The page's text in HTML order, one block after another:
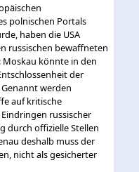
polnischen Portals
haben die USA
russischen bewaffneten
könnte in den
der
werden
auf kritische
russischer
durch offizielle Stellen
deshalb muss der
nicht als gesicherter